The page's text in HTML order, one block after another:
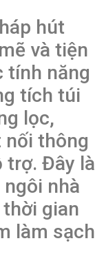
hút
sạc)
Tháp
hút
và tiện
tính năng
tích túi
lọc,
nối thông
trợ. Đây là
nhà
gian
làm sạch